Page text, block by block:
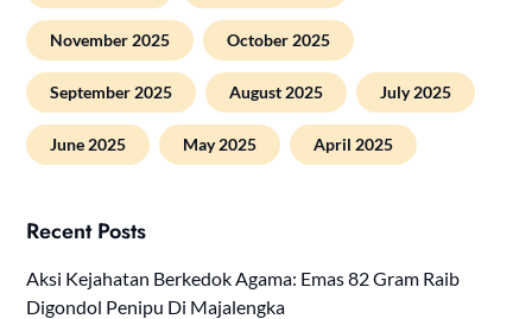
November 2025 October 2025
September 2025 August 2025 July 2025
June 2025 May 2025 April 2025
Recent Posts
Aksi Kejahatan Berkedok Agama: Emas 82 Gram Raib
Digondol Penipu Di Majalengka